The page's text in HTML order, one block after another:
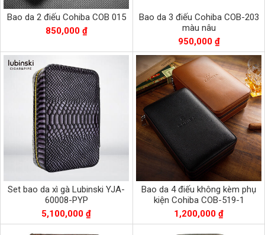
Bao da 2 điếu Cohiba COB 015
850,000 ₫
Bao da 3 điếu Cohiba COB-203
màu nâu
950,000 ₫
Set bao da xì gà Lubinski YJA-
60008-PYP
5,100,000 ₫
Bao da 4 điếu không kèm phụ
kiện Cohiba COB-519-1
1,200,000 ₫